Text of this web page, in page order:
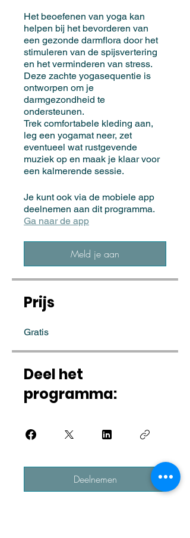
Het beoefenen van yoga kan
helpen bij het bevorderen van
een gezonde darmflora door het
stimuleren van de spijsvertering
en het verminderen van stress.
Deze zachte yogasequentie is
ontworpen om je
darmgezondheid te
ondersteunen.
Trek comfortabele kleding aan,
leg een yogamat neer, zet
eventueel wat rustgevende
muziek op en maak je klaar voor
een kalmerende sessie.
Je kunt ook via de mobiele app
deelnemen aan dit programma.
Ga naar de app
Meld je aan
Prijs
Gratis
Deel het
programma:
Deelnemen